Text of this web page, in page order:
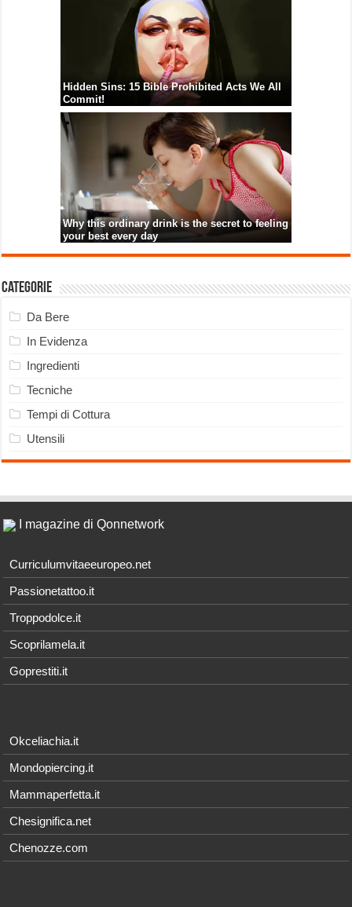
Categorie
Da Bere
In Evidenza
Ingredienti
Tecniche
Tempi di Cottura
Utensili
I magazine di Qonnetwork
Curriculumvitaeeuropeo.net
Passionetattoo.it
Troppodolce.it
Scoprilamela.it
Goprestiti.it
Okceliachia.it
Mondopiercing.it
Mammaperfetta.it
Chesignifica.net
Chenozze.com